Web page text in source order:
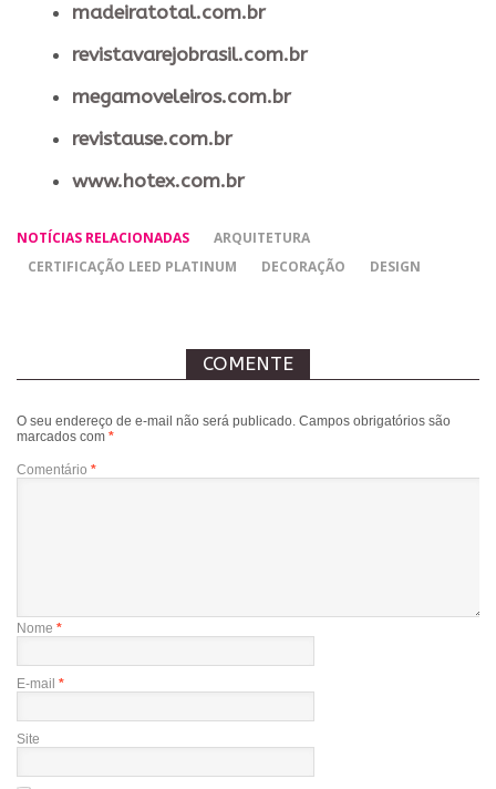
madeiratotal.com.br
revistavarejobrasil.com.br
megamoveleiros.com.br
revistause.com.br
www.hotex.com.br
NOTÍCIAS RELACIONADAS
ARQUITETURA
CERTIFICAÇÃO LEED PLATINUM
DECORAÇÃO DESIGN
COMENTE
O seu endereço de e-mail não será publicado. Campos obrigatórios são
marcados com *
Comentário *
Nome *
E-mail *
Site